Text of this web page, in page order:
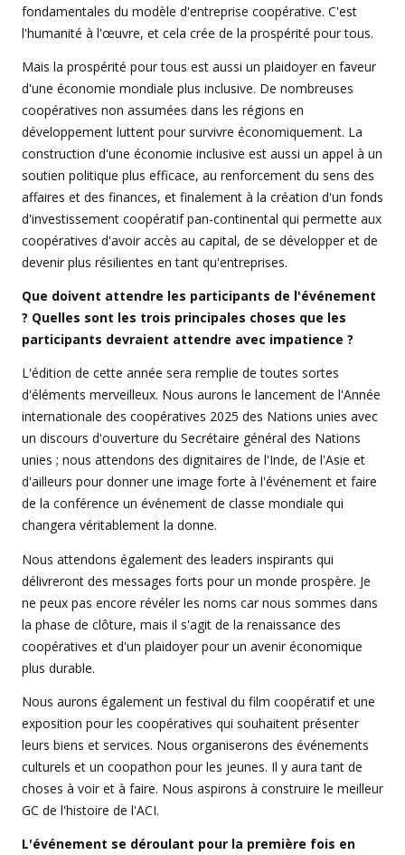
fondamentales du modèle d'entreprise coopérative. C'est
l'humanité à l'œuvre, et cela crée de la prospérité pour tous.
Mais la prospérité pour tous est aussi un plaidoyer en faveur
d'une économie mondiale plus inclusive. De nombreuses
coopératives non assumées dans les régions en
développement luttent pour survivre économiquement. La
construction d'une économie inclusive est aussi un appel à un
soutien politique plus efficace, au renforcement du sens des
affaires et des finances, et finalement à la création d'un fonds
d'investissement coopératif pan-continental qui permette aux
coopératives d'avoir accès au capital, de se développer et de
devenir plus résilientes en tant qu'entreprises.
Que doivent attendre les participants de l'événement
? Quelles sont les trois principales choses que les
participants devraient attendre avec impatience ?
L'édition de cette année sera remplie de toutes sortes
d'éléments merveilleux. Nous aurons le lancement de l'Année
internationale des coopératives 2025 des Nations unies avec
un discours d'ouverture du Secrétaire général des Nations
unies ; nous attendons des dignitaires de l'Inde, de l'Asie et
d'ailleurs pour donner une image forte à l'événement et faire
de la conférence un événement de classe mondiale qui
changera véritablement la donne.
Nous attendons également des leaders inspirants qui
délivreront des messages forts pour un monde prospère. Je
ne peux pas encore révéler les noms car nous sommes dans
la phase de clôture, mais il s'agit de la renaissance des
coopératives et d'un plaidoyer pour un avenir économique
plus durable.
Nous aurons également un festival du film coopératif et une
exposition pour les coopératives qui souhaitent présenter
leurs biens et services. Nous organiserons des événements
culturels et un coopathon pour les jeunes. Il y aura tant de
choses à voir et à faire. Nous aspirons à construire le meilleur
GC de l'histoire de l'ACI.
L'événement se déroulant pour la première fois en